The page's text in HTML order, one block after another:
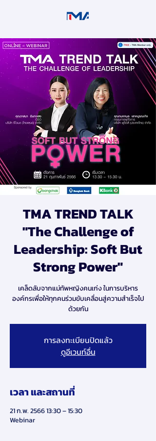
TMA TREND TALK
"The Challenge of
Leadership: Soft But
Strong Power"
เคล็ดลับจากแม่ทัพหญิงคนเก่ง ในการบริหาร
องค์กรเพื่อให้ทุกคนร่วมขับเคลื่อนสู่ความสำเร็จไป
ด้วยกัน
การลงทะเบียนปิดแล้ว
ดูอีเวนท์อื่น
เวลา และสถานที่
21 ก.พ. 2566 13:30 – 15:30
Webinar